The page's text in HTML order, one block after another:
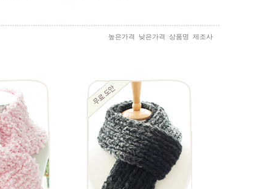
높은가격 낮은가격 상품명 제조사